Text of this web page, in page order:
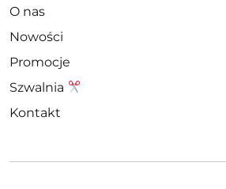
O nas
Nowości
Promocje
Szwalnia
Kontakt